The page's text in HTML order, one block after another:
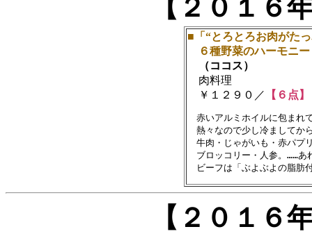
【２０１
■「“とろとろお肉がた
６種野菜のハーモニー
（ココス）
肉料理
￥１２９０／
【６点】
赤いアルミホイルに包まれ
熱々なので少し冷ましてか
牛肉・じゃがいも・赤パプ
ブロッコリー・人参。……あ
【２０１